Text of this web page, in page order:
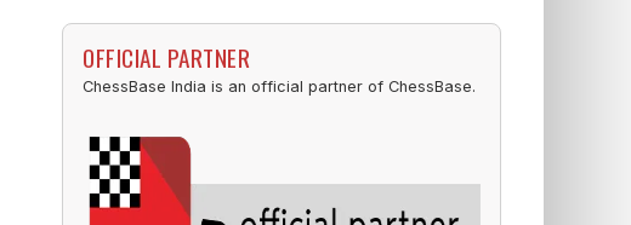
OFFICIAL PARTNER
ChessBase India is an official partner of ChessBase.